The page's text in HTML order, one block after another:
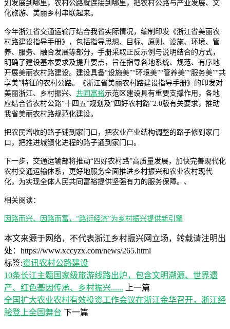
划发展到哪里，农村公路就连接到哪里，把农村公路与产业发展、文
化旅游、美丽乡村串联起来。
今年浙江省交通运输厅结合我省实际情况，编制印发《浙江省美丽农
村路建设指导手册》，包括指导思想、目标、原则、设施、环境、管
养、服务、融合发展等部分，手册采取正反示例与说明结合的方式，
明确了建设基本要求及提升要点，旨在指导各地系统、规范、有序地
开展美丽农村路建设。建设具备“设施美”“环境美”“管养美”“服务美”“共
享美”特征的农村公路。《浙江省美丽农村路建设指导手册》的印发对
美丽浙江、乡村振兴、 共同富裕示范区建设具有重要支撑作用，各地
应结合省农村公路“十四五”规划及“四好农村路”2.0版有关要求，推动
我省美丽农村路规范化建设。
把农民增收的路子铺到家门口，把农业产业结构调整的路子修到家门
口，把推进城镇化进程的路子通到家门口。
下一步，交通运输部将推动“四好农村路”高质量发展，加快完善现代化
农村交通运输体系，更好地服务全面推进乡村振兴和农业农村现代
化，为实现全体人民共同富裕提供坚强有力的服务保障。、
相关阅读：
因路而兴、因路而富，“路衍经济”为乡村振兴提供新引擎
本文来源于网络，不代表浙江乡村振兴网立场，转载请注明出
处：https://www.xccyzx.com/news/265.html
标签:资讯农村公路建设
10条长江主题国家级旅游线路出炉，包含文明溯源、世界遗
产、红色基因传承、乡村振兴......
上一篇
全国扩大农业农村有效投资工作会议在浙江金华召开，浙江经
验登上全国舞台 下一篇